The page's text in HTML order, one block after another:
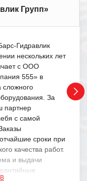
Групп»
Гидравлик
нескольких лет
с ООО
555» в
сложного
За
партнер
с самой
сроки при
качества работ.
и выдачи